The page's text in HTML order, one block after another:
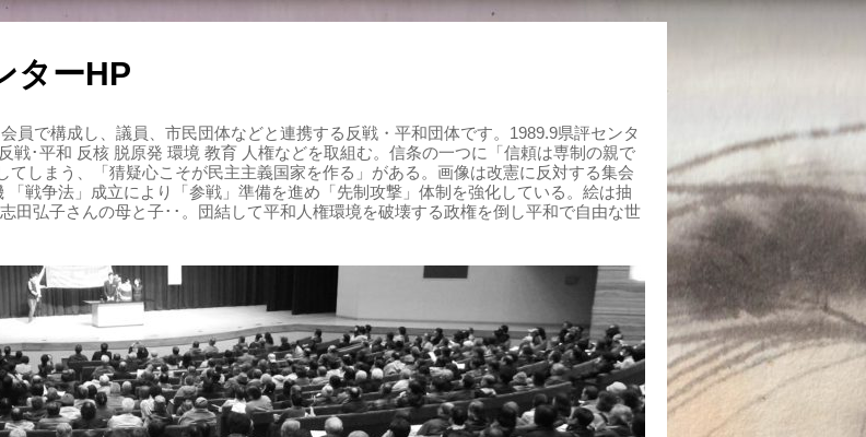
ターHP
員で構成し、議員、市民団体などと連携する反戦・平和団体です。1989.9県評センタ
戦･平和 反核 脱原発 環境 教育 人権などを取組む。信条の一つに「信頼は専制の親で
しまう、「猜疑心こそが民主主義国家を作る」がある。画像は改憲に反対する集会
戦争法」成立により「参戦」準備を進め「先制攻撃」体制を強化している。絵は抽
田弘子さんの母と子･･。団結して平和人権環境を破壊する政権を倒し平和で自由な世